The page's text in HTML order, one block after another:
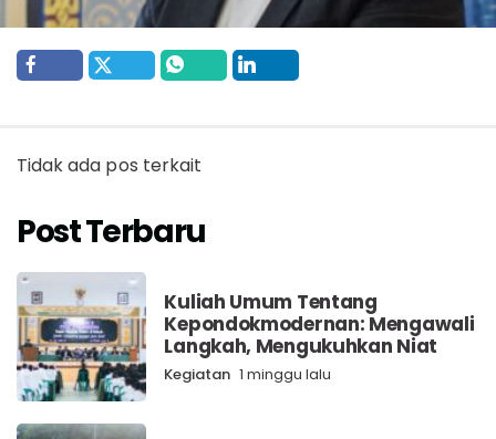
Tidak ada pos terkait
Post Terbaru
Kuliah Umum Tentang
Kepondokmodernan: Mengawali
Langkah, Mengukuhkan Niat
Kegiatan 1 minggu lalu